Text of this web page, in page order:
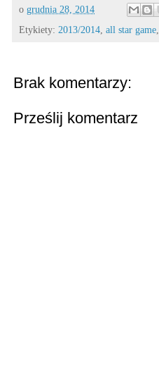
o grudnia 28, 2014
Etykiety: 2013/2014, all star game,
Brak komentarzy:
Prześlij komentarz